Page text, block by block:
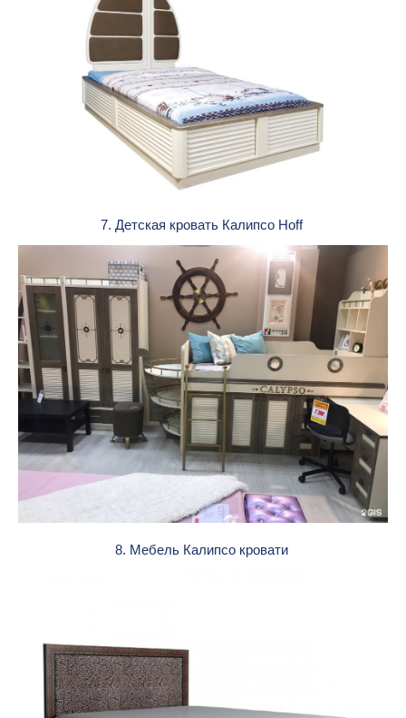
7. Детская кровать Калипсо Hoff
8. Мебель Калипсо кровати